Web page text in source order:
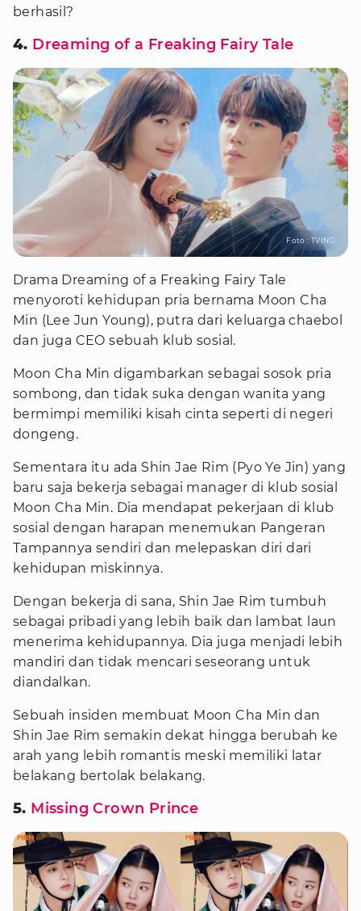
berhasil?
4. Dreaming of a Freaking Fairy Tale
Foto : TVING
Drama Dreaming of a Freaking Fairy Tale
menyoroti kehidupan pria bernama Moon Cha
Min (Lee Jun Young), putra dari keluarga chaebol
dan juga CEO sebuah klub sosial.
Moon Cha Min digambarkan sebagai sosok pria
sombong, dan tidak suka dengan wanita yang
bermimpi memiliki kisah cinta seperti di negeri
dongeng.
Sementara itu ada Shin Jae Rim (Pyo Ye Jin) yang
baru saja bekerja sebagai manager di klub sosial
Moon Cha Min. Dia mendapat pekerjaan di klub
sosial dengan harapan menemukan Pangeran
Tampannya sendiri dan melepaskan diri dari
kehidupan miskinnya.
Dengan bekerja di sana, Shin Jae Rim tumbuh
sebagai pribadi yang lebih baik dan lambat laun
menerima kehidupannya. Dia juga menjadi lebih
mandiri dan tidak mencari seseorang untuk
diandalkan.
Sebuah insiden membuat Moon Cha Min dan
Shin Jae Rim semakin dekat hingga berubah ke
arah yang lebih romantis meski memiliki latar
belakang bertolak belakang.
5. Missing Crown Prince